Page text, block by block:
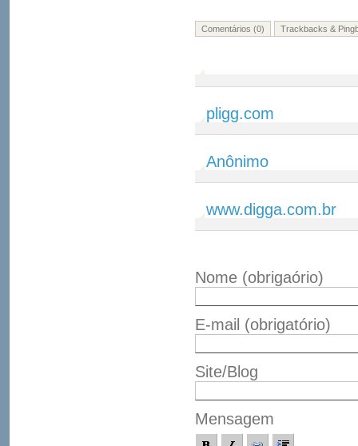
Comentários (0) Trackbacks &
pligg.com
Anônimo
www.digga.com.br
Nome (obrigaório)
E-mail (obrigatório)
Site/Blog
Mensagem